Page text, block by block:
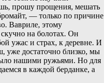
прошу прощения, мешать
— только по причине
Вавриле, этому
на болотах. Он
ужас и страх, к деревне. И
уже достаточно близко, мы
нашими ружьями. Но для
в каждой берданке, а